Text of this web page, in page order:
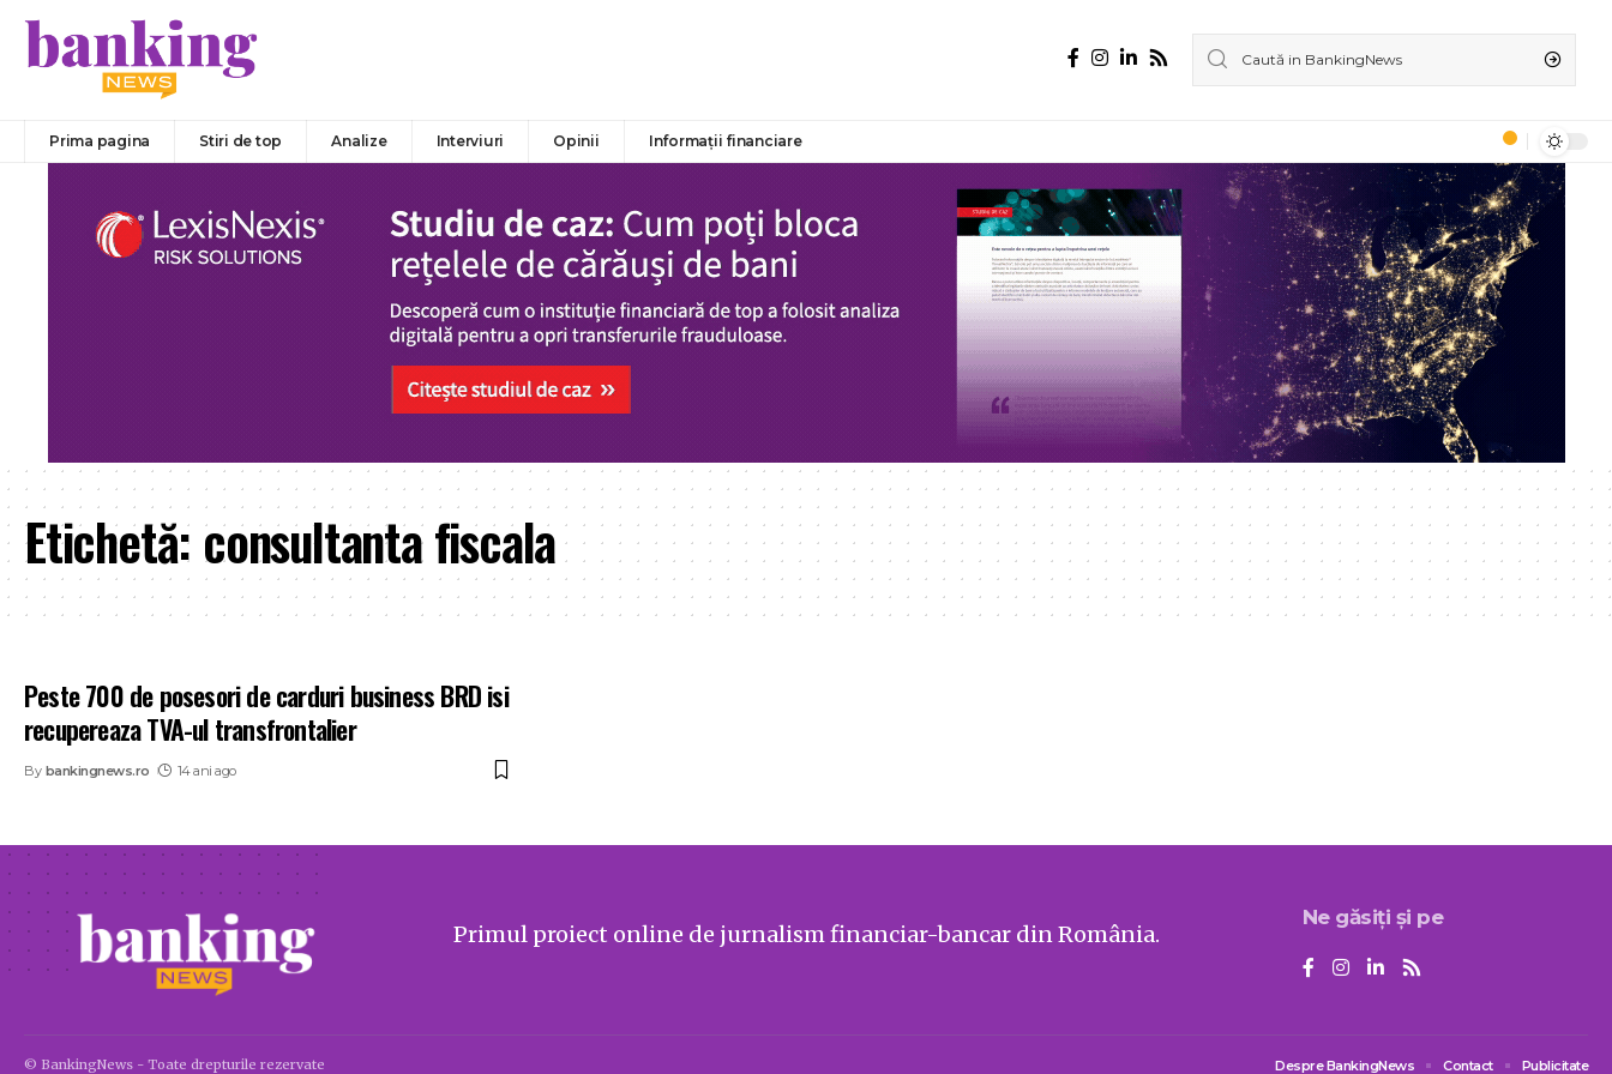
Prima pagina Stiri de top Analize Interviuri Opinii Informații financiare
Etichetă: consultanta fiscala
Peste 700 de posesori de carduri business BRD isi
recupereaza TVA-ul transfrontalier
By bankingnews.ro 14 ani ago
Primul proiect online de jurnalism financiar-bancar din România.
Ne găsiți și pe
© BankingNews - Toate drepturile rezervate Despre BankingNews Contact Publicitate